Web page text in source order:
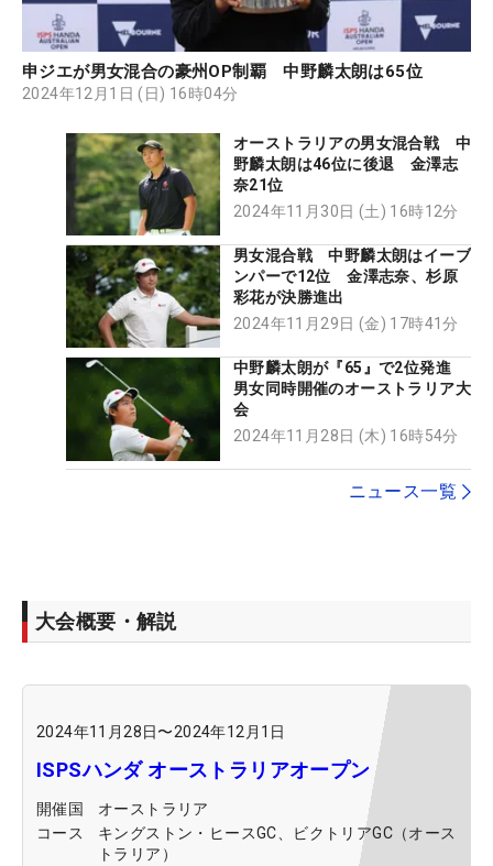
申ジエが男女混合の豪州OP制覇 中野麟太朗は65位
2024年12月1日 (日) 16時04分
オーストラリアの男女混合戦 中
野麟太朗は46位に後退 金澤志
奈21位
2024年11月30日 (土) 16時12分
男女混合戦 中野麟太朗はイーブ
ンパーで12位 金澤志奈、杉原
彩花が決勝進出
2024年11月29日 (金) 17時41分
中野麟太朗が『65』で2位発進
男女同時開催のオーストラリア大
会
2024年11月28日 (木) 16時54分
ニュース一覧
大会概要・解説
2024年11月28日〜2024年12月1日
ISPSハンダ オーストラリアオープン
開催国
オーストラリア
コース
キングストン・ヒースGC、ビクトリアGC（オース
トラリア）